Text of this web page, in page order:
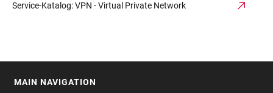
Service-Katalog: VPN - Virtual Private Network
MAIN NAVIGATION